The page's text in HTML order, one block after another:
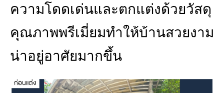
ความโดดเด่นและตกแต่งด้วยวัสดุ
คุณภาพพรีเมี่ยมทำให้บ้านสวยงาม
น่าอยู่อาศัยมากขึ้น